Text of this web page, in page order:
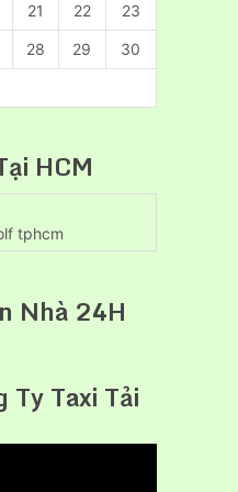
21 22 23
28 29 30
HCM
tphcm
Nhà 24H
Ty Taxi Tải